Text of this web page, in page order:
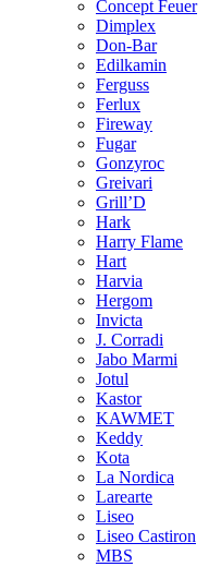
Concept Feuer
Dimplex
Don-Bar
Edilkamin
Ferguss
Ferlux
Fireway
Fugar
Gonzyroc
Greivari
Grill’D
Hark
Harry Flame
Hart
Harvia
Hergom
Invicta
J. Corradi
Jabo Marmi
Jotul
Kastor
KAWMET
Keddy
Kota
La Nordica
Larearte
Liseo
Liseo Castiron
MBS